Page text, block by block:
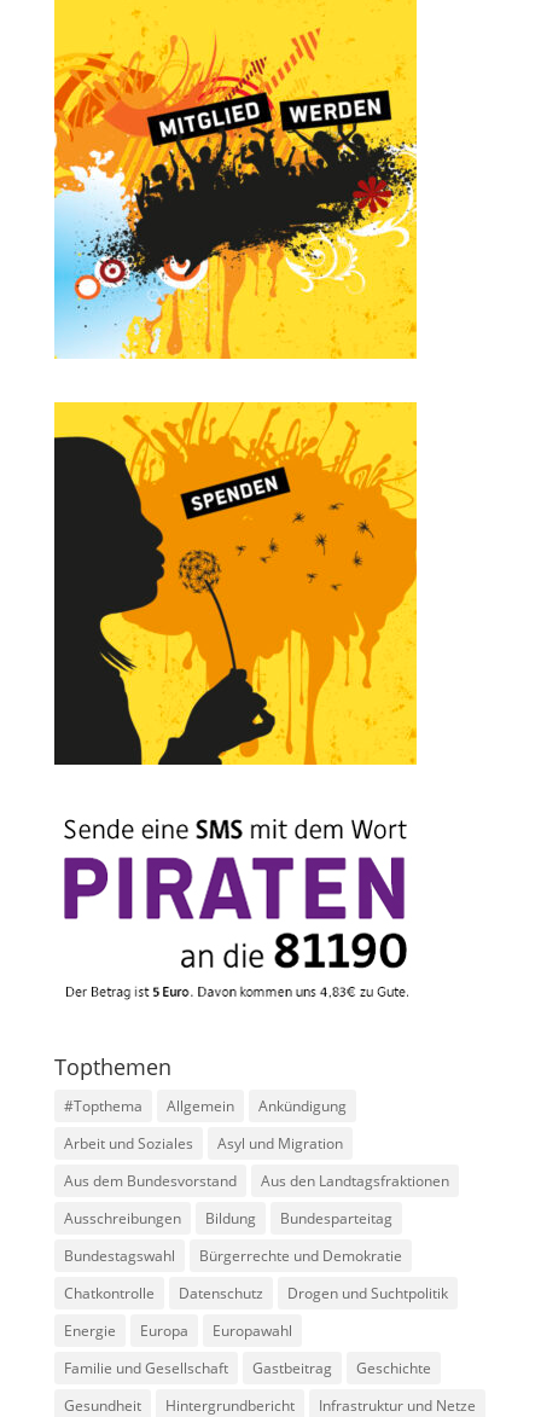
Topthemen
#Topthema Allgemein
Ankündigung
Arbeit und Soziales
Asyl und Migration
Aus dem Bundesvorstand
Aus den Landtagsfraktionen
Ausschreibungen
Bildung
Bundesparteitag
Bundestagswahl
Bürgerrechte und Demokratie
Chatkontrolle
Datenschutz
Drogen und Suchtpolitik
Energie
Europa
Europawahl
Familie und Gesellschaft
Gastbeitrag
Geschichte
Gesundheit
Hintergrundbericht
Infrastruktur und Netze